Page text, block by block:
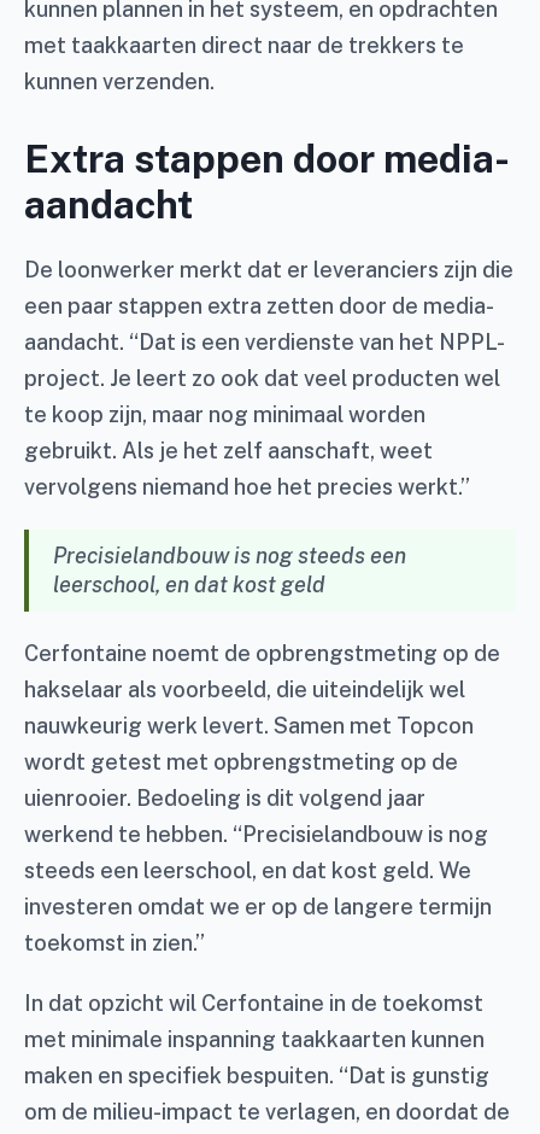
kunnen plannen in het systeem, en opdrachten
met taakkaarten direct naar de trekkers te
kunnen verzenden.
Extra stappen door media-
aandacht
De loonwerker merkt dat er leveranciers zijn die
een paar stappen extra zetten door de media-
aandacht. “Dat is een verdienste van het NPPL-
project. Je leert zo ook dat veel producten wel
te koop zijn, maar nog minimaal worden
gebruikt. Als je het zelf aanschaft, weet
vervolgens niemand hoe het precies werkt.”
Precisielandbouw is nog steeds een
leerschool, en dat kost geld
Cerfontaine noemt de opbrengstmeting op de
hakselaar als voorbeeld, die uiteindelijk wel
nauwkeurig werk levert. Samen met Topcon
wordt getest met opbrengstmeting op de
uienrooier. Bedoeling is dit volgend jaar
werkend te hebben. “Precisielandbouw is nog
steeds een leerschool, en dat kost geld. We
investeren omdat we er op de langere termijn
toekomst in zien.”
In dat opzicht wil Cerfontaine in de toekomst
met minimale inspanning taakkaarten kunnen
maken en specifiek bespuiten. “Dat is gunstig
om de milieu-impact te verlagen, en doordat de